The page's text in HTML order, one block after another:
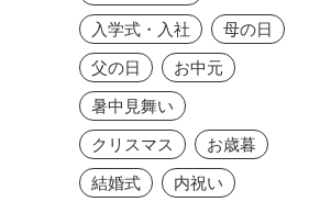
入学式・入社
母の日
父の日
お中元
暑中見舞い
クリスマス
お歳暮
結婚式
内祝い